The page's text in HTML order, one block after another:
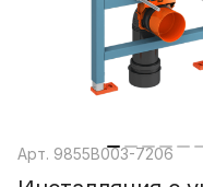
Арт. 9855B003-7206